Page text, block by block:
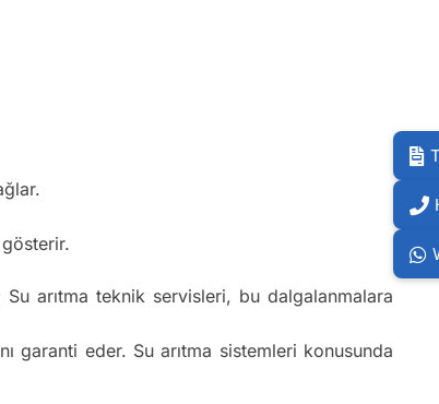
arıtma teknik servisleri, bu dalgalanmalara
garanti eder. Su arıtma sistemleri konusunda